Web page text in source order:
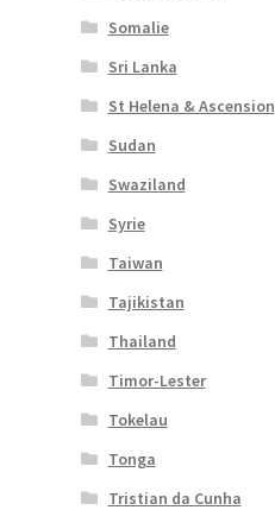
Somalie
Sri Lanka
St Helena & Ascension
Sudan
Swaziland
Syrie
Taiwan
Tajikistan
Thailand
Timor-Lester
Tokelau
Tonga
Tristian da Cunha